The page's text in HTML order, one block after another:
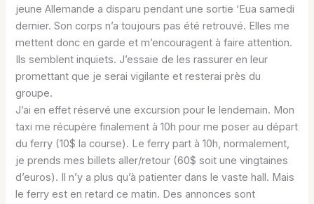
jeune Allemande a disparu pendant une sortie ‘Eua samedi
dernier. Son corps n’a toujours pas été retrouvé. Elles me
mettent donc en garde et m’encouragent à faire attention.
Ils semblent inquiets. J’essaie de les rassurer en leur
promettant que je serai vigilante et resterai près du
groupe.
J’ai en effet réservé une excursion pour le lendemain. Mon
taxi me récupère finalement à 10h pour me poser au départ
du ferry (10$ la course). Le ferry part à 10h, normalement,
je prends mes billets aller/retour (60$ soit une vingtaines
d’euros). Il n’y a plus qu’à patienter dans le vaste hall. Mais
le ferry est en retard ce matin. Des annonces sont